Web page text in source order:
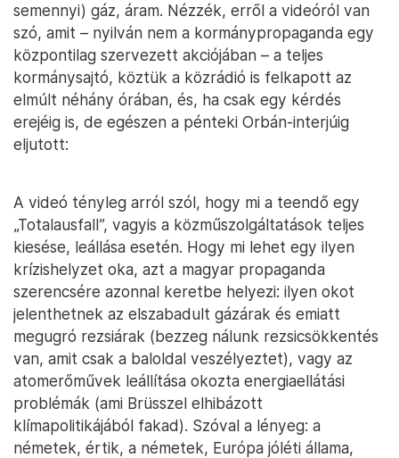
semennyi) gáz, áram. Nézzék, erről a videóról van
szó, amit – nyilván nem a kormánypropaganda egy
központilag szervezett akciójában – a teljes
kormánysajtó, köztük a közrádió is felkapott az
elmúlt néhány órában, és, ha csak egy kérdés
erejéig is, de egészen a pénteki Orbán-interjúig
eljutott:
A videó tényleg arról szól, hogy mi a teendő egy
„Totalausfall”, vagyis a közműszolgáltatások teljes
kiesése, leállása esetén. Hogy mi lehet egy ilyen
krízishelyzet oka, azt a magyar propaganda
szerencsére azonnal keretbe helyezi: ilyen okot
jelenthetnek az elszabadult gázárak és emiatt
megugró rezsiárak (bezzeg nálunk rezsicsökkentés
van, amit csak a baloldal veszélyeztet), vagy az
atomerőművek leállítása okozta energiaellátási
problémák (ami Brüsszel elhibázott
klímapolitikájából fakad). Szóval a lényeg: a
németek, értik, a németek, Európa jóléti állama,